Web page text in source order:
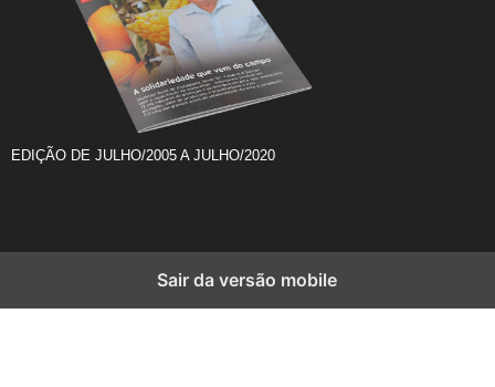
EDIÇÃO DE JULHO/2005 A JULHO/2020
Sair da versão mobile